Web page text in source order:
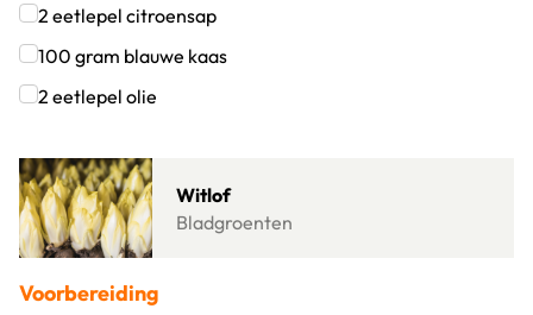
Klik om dit selectievakje aan te vinken
2 eetlepel citroensap
Klik om dit selectievakje aan te vinken
100 gram blauwe kaas
Klik om dit selectievakje aan te vinken
2 eetlepel olie
Witlof
Bladgroenten
Lees meer over Witlof
Voorbereiding